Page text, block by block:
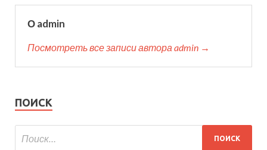
О admin
Посмотреть все записи автора admin →
ПОИСК